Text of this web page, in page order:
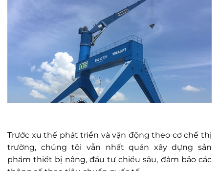
Trước xu thế phát triển và vận động theo cơ chế thị
trường, chúng tôi vẫn nhất quán xây dựng sản
phẩm thiết bị nâng, đầu tư chiều sâu, đảm bảo các